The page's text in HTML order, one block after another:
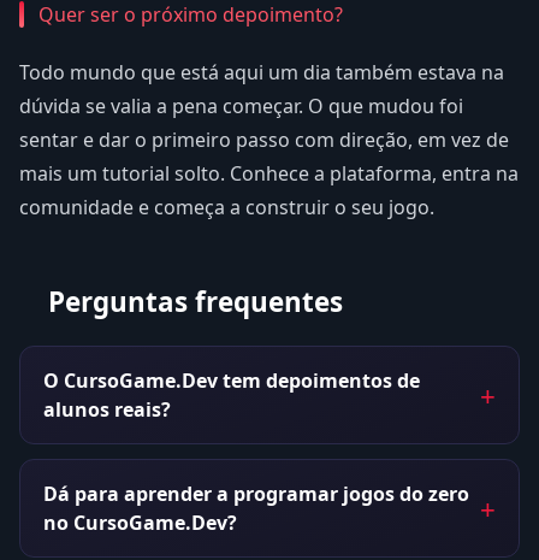
Quer ser o próximo depoimento?
Todo mundo que está aqui um dia também estava na
dúvida se valia a pena começar. O que mudou foi
sentar e dar o primeiro passo com direção, em vez de
mais um tutorial solto. Conhece a plataforma, entra na
comunidade e começa a construir o seu jogo.
Perguntas frequentes
O CursoGame.Dev tem depoimentos de
alunos reais?
Dá para aprender a programar jogos do zero
no CursoGame.Dev?